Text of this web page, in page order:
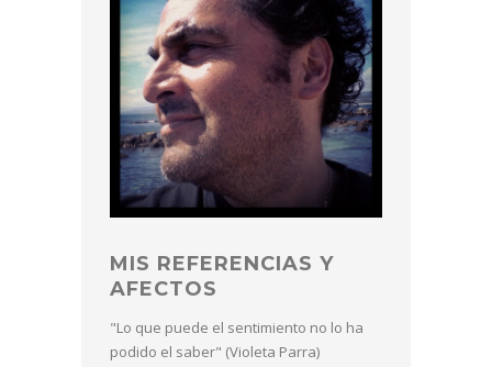
MIS REFERENCIAS Y
AFECTOS
"Lo que puede el sentimiento no lo ha
podido el saber" (Violeta Parra)